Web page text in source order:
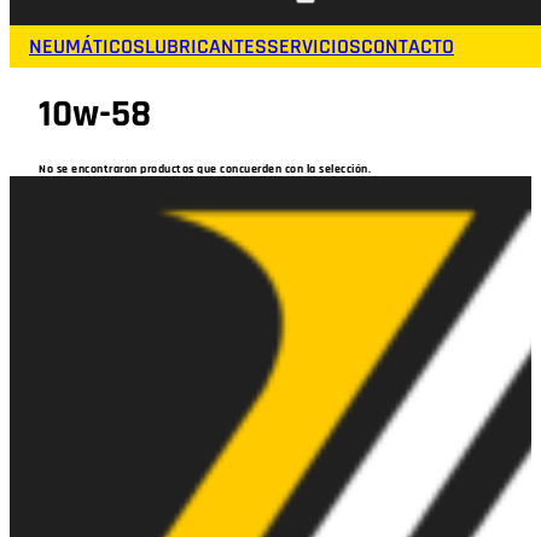
NEUMÁTICOSLUBRICANTESSERVICIOSCONTACTO
10w-58
No se encontraron productos que concuerden con la selección.